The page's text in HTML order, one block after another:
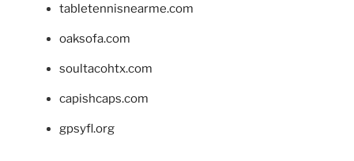
tabletennisnearme.com
oaksofa.com
soultacohtx.com
capishcaps.com
gpsyfl.org